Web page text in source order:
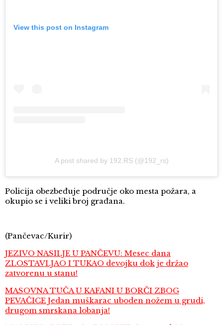
View this post on Instagram
A post shared by 192.RS (@192_rs)
Policija obezbeđuje područje oko mesta požara, a
okupio se i veliki broj građana.
(Pančevac/Kurir)
JEZIVO NASILJE U PANČEVU: Mesec dana
ZLOSTAVLJAO I TUKAO devojku dok je držao
zatvorenu u stanu!
MASOVNA TUČA U KAFANI U BORČI ZBOG
PEVAČICE Jedan muškarac uboden nožem u grudi,
drugom smrskana lobanja!